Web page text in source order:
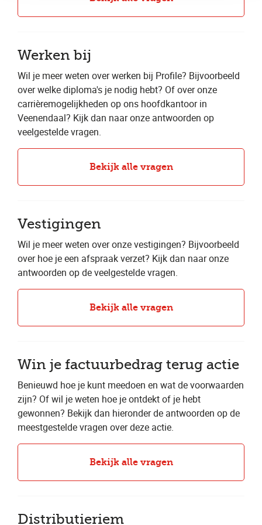
Werken bij
Wil je meer weten over werken bij Profile? Bijvoorbeeld
over welke diploma's je nodig hebt? Of over onze
carrièremogelijkheden op ons hoofdkantoor in
Veenendaal? Kijk dan naar onze antwoorden op
veelgestelde vragen.
Bekijk alle vragen
Vestigingen
Wil je meer weten over onze vestigingen? Bijvoorbeeld
over hoe je een afspraak verzet? Kijk dan naar onze
antwoorden op de veelgestelde vragen.
Bekijk alle vragen
Win je factuurbedrag terug actie
Benieuwd hoe je kunt meedoen en wat de voorwaarden
zijn? Of wil je weten hoe je ontdekt of je hebt
gewonnen? Bekijk dan hieronder de antwoorden op de
meestgestelde vragen over deze actie.
Bekijk alle vragen
Distributieriem